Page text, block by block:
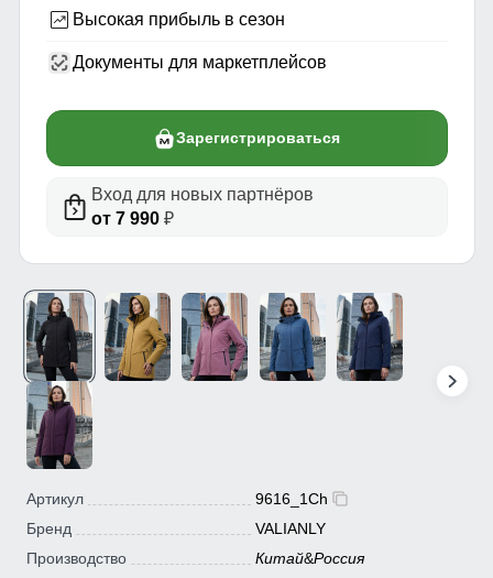
Высокая прибыль в сезон
Документы для маркетплейсов
Зарегистрироваться
Вход для новых партнёров
от 7 990₽
Артикул
9616_1Ch
Бренд
VALIANLY
Производство
Китай&Россия